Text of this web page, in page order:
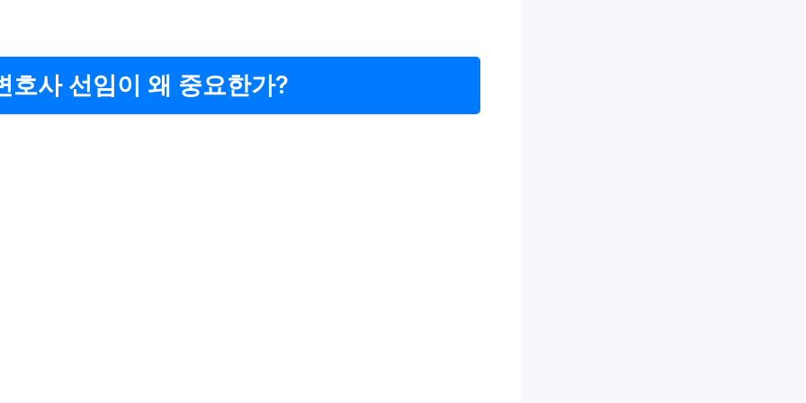
호사 선임이 왜 중요한가?